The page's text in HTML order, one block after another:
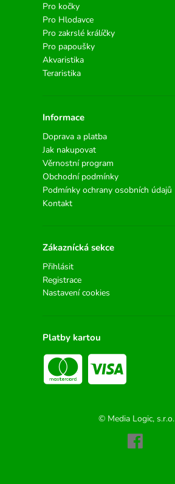
Pro kočky
Pro Hlodavce
Pro zakrslé králíčky
Pro papoušky
Akvaristika
Teraristika
Informace
Doprava a platba
Jak nakupovat
Věrnostní program
Obchodní podmínky
Podmínky ochrany osobních údajů
Kontakt
Zákaznícká sekce
Přihlásit
Registrace
Nastavení cookies
Platby kartou
© Media Logic, s.r.o.